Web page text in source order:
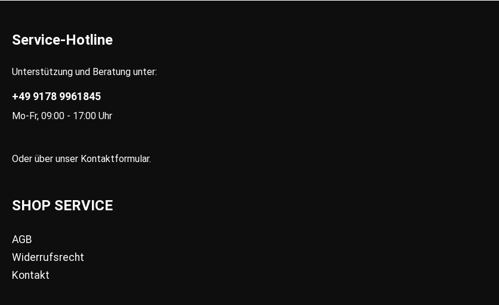
Service-Hotline
Unterstützung und Beratung unter:
+49 9178 9961845
Mo-Fr, 09:00 - 17:00 Uhr
Oder über unser Kontaktformular.
SHOP SERVICE
AGB
Widerrufsrecht
Kontakt